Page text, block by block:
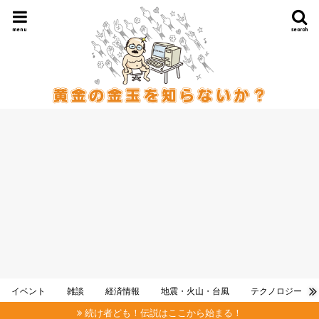
search
menu
イベント 雑談 経済情報 地震・火山・台風 テクノロジー
続け者ども！伝説はここから始まる！